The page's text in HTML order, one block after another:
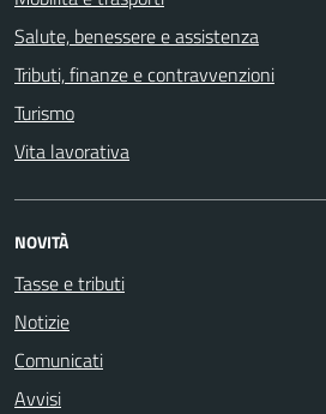
Salute, benessere e assistenza
Tributi, finanze e contravvenzioni
Turismo
Vita lavorativa
NOVITÀ
Tasse e tributi
Notizie
Comunicati
Avvisi